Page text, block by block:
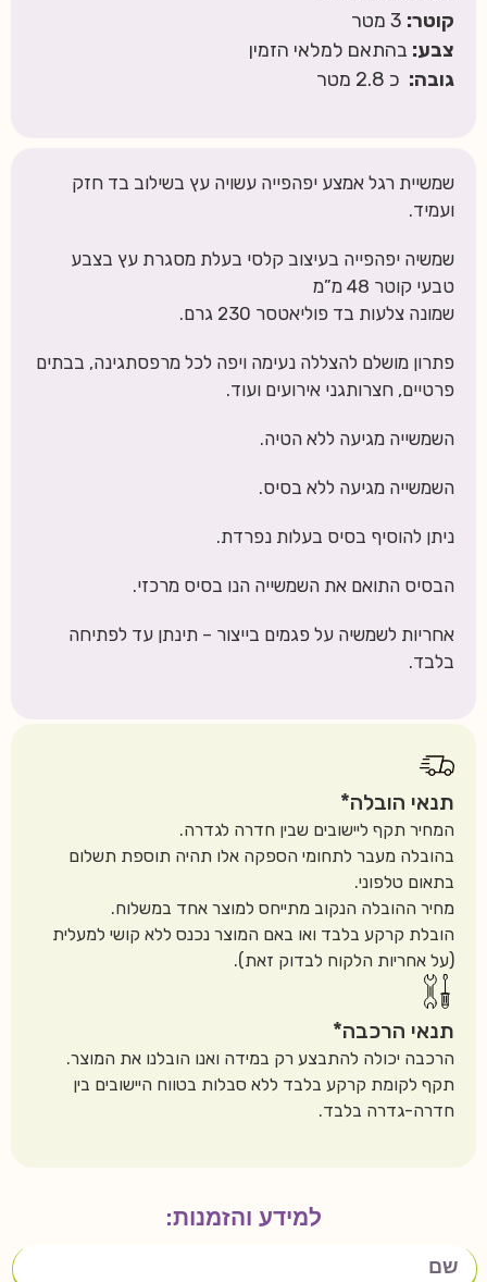
למידע והזמנות:
קוטר:
צבע: בהתאם למלאי הזמין
גובה: כ 2.8 מטר
שמשיית רגל אמצע יפהפייה עשויה עץ בשילוב בד חזק
ועמיד.
שמשיה יפהפייה בעיצוב קלסי בעלת מסגרת עץ בצבע
טבעי קוטר 48 מ”מ
שמונה צלעות בד פוליאטסר 230 גרם.
פתרון מושלם להצללה נעימה ויפה לכל מרפסתגינה, בבתים
פרטיים, חצרותגני אירועים ועוד.
השמשייה מגיעה ללא הטיה.
השמשייה מגיעה ללא בסיס.
ניתן להוסיף בסיס בעלות נפרדת.
הבסיס התואם את השמשייה הנו בסיס מרכזי.
אחריות לשמשיה על פגמים בייצור – תינתן עד לפתיחה
בלבד.
תנאי הובלה*
המחיר תקף ליישובים שבין חדרה לגדרה.
בהובלה מעבר לתחומי הספקה אלו תהיה תוספת תשלום
בתאום טלפוני.
מחיר ההובלה הנקוב מתייחס למוצר אחד במשלוח.
הובלת קרקע בלבד ואו באם המוצר נכנס ללא קושי למעלית
(על אחריות הלקוח לבדוק זאת).
תנאי הרכבה*
הרכבה יכולה להתבצע רק במידה ואנו הובלנו את המוצר.
תקף לקומת קרקע בלבד ללא סבלות בטווח היישובים בין
חדרה-גדרה בלבד.